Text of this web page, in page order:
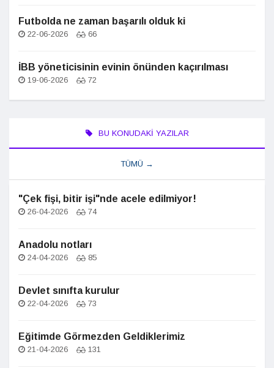
Futbolda ne zaman başarılı olduk ki
22-06-2026 66
İBB yöneticisinin evinin önünden kaçırılması
19-06-2026 72
BU KONUDAKI YAZILAR
TÜMÜ →
"Çek fişi, bitir işi"nde acele edilmiyor!
26-04-2026 74
Anadolu notları
24-04-2026 85
Devlet sınıfta kurulur
22-04-2026 73
Eğitimde Görmezden Geldiklerimiz
21-04-2026 131